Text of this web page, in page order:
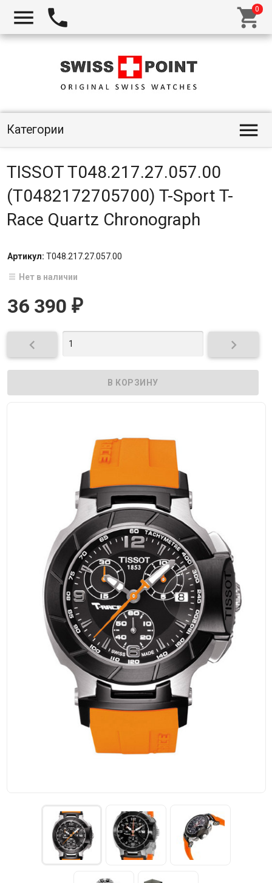
  
Категории 
TISSOT T048.217.27.057.00
(T0482172705700) T-Sport T-
Race Quartz Chronograph
Артикул: T048.217.27.057.00
Нет в наличии
36 390 ₽
 